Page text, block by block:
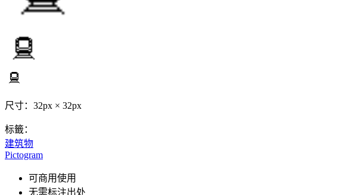
尺寸：32px × 32px
标籤：
建筑物
Pictogram
可商用使用
无需标注出处